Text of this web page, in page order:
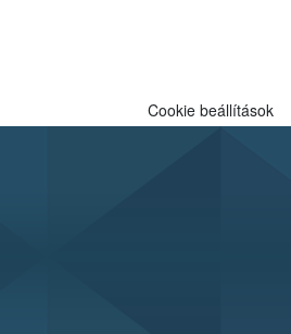
és ökológiai termesztésben is
Cookie beállítások